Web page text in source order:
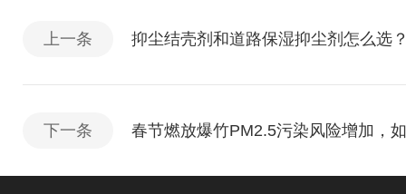
上一条 抑尘结壳剂和道路保湿抑尘剂怎么选
下一条 春节燃放爆竹PM2.5污染风险增加，